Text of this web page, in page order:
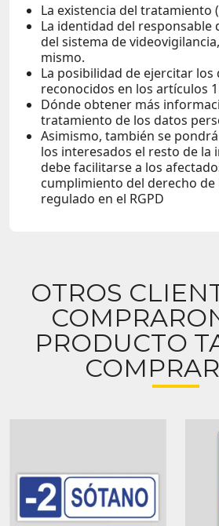
La existencia del tratamiento
La identidad del
del sistema de
mismo.
La posibilidad de ejercitar los
reconocidos en los artículos
Dónde obtener más
tratamiento de los datos
Asimismo, también se
los interesados el resto de la
debe facilitarse a los
cumplimiento del derecho
regulado en el RGPD
OTROS
PRODUCTO